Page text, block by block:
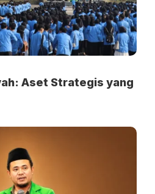
Aset Strategis yang